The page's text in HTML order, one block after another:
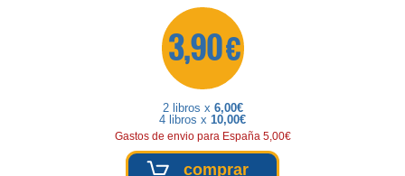
3,90 €
2 libros x 6,00€
4 libros x 10,00€
Gastos de envio para España 5,00€
comprar